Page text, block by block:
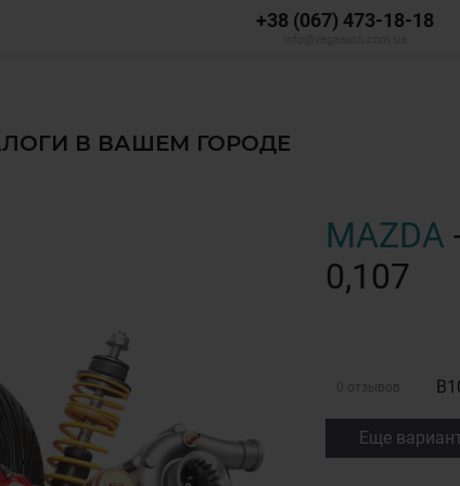
+38 (067) 473-18-18
В ВАШЕМ ГОРОДЕ
MAZDA
0,107
0 отзывов
Еще